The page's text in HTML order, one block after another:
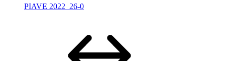
PIAVE 2022_26-0